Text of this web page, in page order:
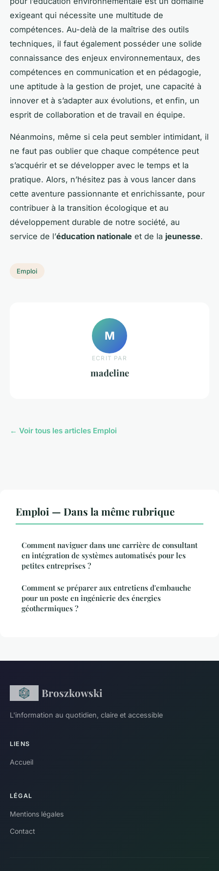
exigeant qui nécessite une multitude de
compétences. Au-delà de la maîtrise des outils
techniques, il faut également posséder une solide
connaissance des enjeux environnementaux, des
compétences en communication et en pédagogie,
une aptitude à la gestion de projet, une capacité à
innover et à s’adapter aux évolutions, et enfin, un
esprit de collaboration et de travail en équipe.
Néanmoins, même si cela peut sembler intimidant, il
ne faut pas oublier que chaque compétence peut
s’acquérir et se développer avec le temps et la
pratique. Alors, n’hésitez pas à vous lancer dans
cette aventure passionnante et enrichissante, pour
contribuer à la transition écologique et au
développement durable de notre société, au
service de l’éducation nationale et de la jeunesse.
Emploi
M
ECRIT PAR
madeline
← Voir tous les articles Emploi
Emploi — Dans la même rubrique
Comment naviguer dans une carrière de consultant
en intégration de systèmes automatisés pour les
petites entreprises ?
Comment se préparer aux entretiens d'embauche
pour un poste en ingénierie des énergies
géothermiques ?
Broszkowski
L'information au quotidien, claire et accessible
LIENS
Accueil
LÉGAL
Mentions légales
Contact